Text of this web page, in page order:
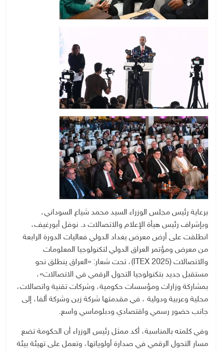
برعاية رئيس مجلس الوزراء السيد محمد شياع السوداني،
وبإشراف رئيس هيأة الإعلام والاتصالات د. نوفل أبورغيف،
انطلقت على أرض معرض بغداد الدولي فعاليات الدورة الرابعة
من معرض ومؤتمر العراق الدولي لتكنولوجيا المعلومات
والاتصالات (ITEX 2025)، تحت شعار: «العراق ينطلق نحو
مستقبل جديد بتكنولوجيا التحول الرقمي في الاتصالات»،
بمشاركة وزارات ومؤسسات حكومية، وشركات تقنية واتصالات،
محلية وعربية ودولية ، في مقدمتها شركة زين وشركة ألفا، إلى
جانب حضور رسمي واقتصادي ودبلوماسي واسع.
وفي كلمته بالمناسبة، أكد ممثل رئيس الوزراء أن الحكومة تضع
مسار التحول الرقمي في صدارة أولوياتها، وتعمل على تهيئة بيئة